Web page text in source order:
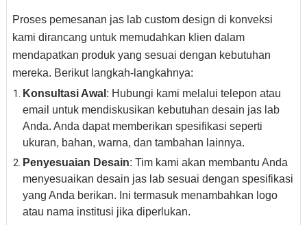
Proses pemesanan jas lab custom design di konveksi
kami dirancang untuk memudahkan klien dalam
mendapatkan produk yang sesuai dengan kebutuhan
mereka. Berikut langkah-langkahnya:
Konsultasi Awal : Hubungi kami melalui telepon atau
email untuk mendiskusikan kebutuhan desain jas lab
Anda. Anda dapat memberikan spesifikasi seperti
ukuran, bahan, warna, dan tambahan lainnya.
Penyesuaian Desain: Tim kami akan membantu Anda
menyesuaikan desain jas lab sesuai dengan spesifikasi
yang Anda berikan. Ini termasuk menambahkan logo
atau nama institusi jika diperlukan.